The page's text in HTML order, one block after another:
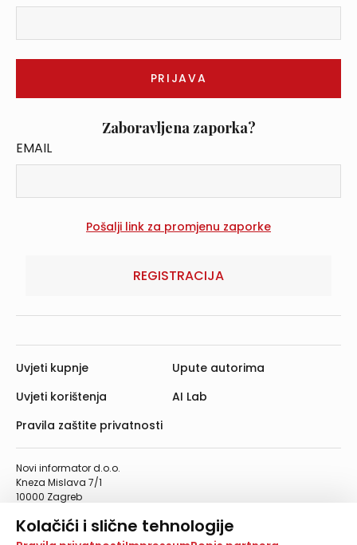
Kolačići i slične tehnologije
Zaboravljena zaporka?
EMAIL
REGISTRACIJA
Novi informator d.o.o.
Kneza Mislava 7/1
10000 Zagreb
Telefaks: 01/4612-553
info@informator.hr
Uvjeti kupnje
Uvjeti korištenja
Pravila zaštite privatnosti
Upute autorima
AI Lab